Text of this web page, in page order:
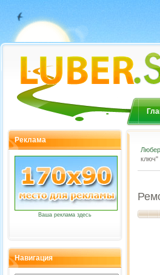
Реклама
Ваша реклама здесь
Навигация
ключ"